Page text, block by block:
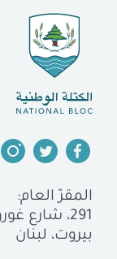
المقرّ العام:
291، شارع غورو، الجميزة
بيروت، لبنان